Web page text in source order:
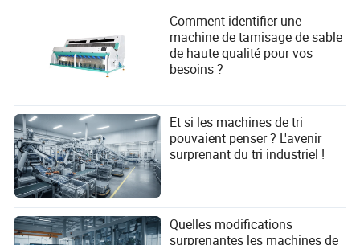
Comment identifier une
machine de tamisage de sable
de haute qualité pour vos
besoins ?
Et si les machines de tri
pouvaient penser ? L'avenir
surprenant du tri industriel !
Quelles modifications
surprenantes les machines de